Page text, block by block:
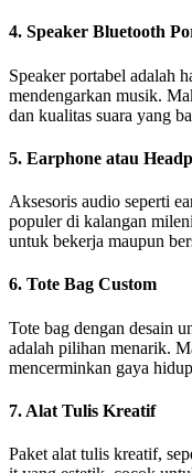
4. Speaker Bluetooth
Speaker portabel adalah
mendengarkan musik.
dan kualitas suara yang
5. Earphone atau
Aksesoris audio seperti
populer di kalangan
untuk bekerja maupun
6. Tote Bag Custom
Tote bag dengan desain
adalah pilihan menarik.
mencerminkan gaya
7. Alat Tulis Kreatif
Paket alat tulis kreatif,